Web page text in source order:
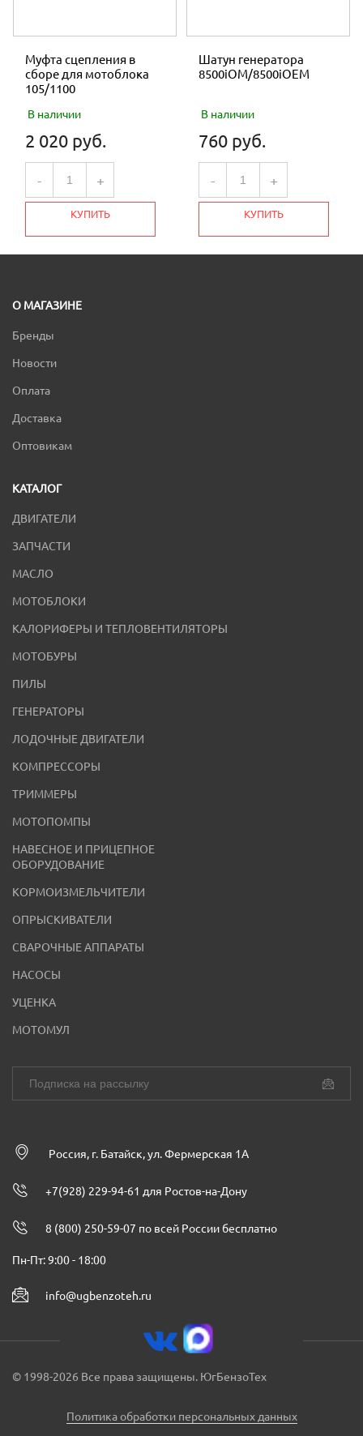
Муфта сцепления в
сборе для мотоблока
105/1100
В наличии
2 020 руб.
- +
КУПИТЬ
Шатун генератора
8500iOM/8500iOEM
В наличии
760 руб.
- +
КУПИТЬ
О МАГАЗИНЕ
Бренды
Новости
Оплата
Доставка
Оптовикам
КАТАЛОГ
ДВИГАТЕЛИ
ЗАПЧАСТИ
МАСЛО
МОТОБЛОКИ
КАЛОРИФЕРЫ И ТЕПЛОВЕНТИЛЯТОРЫ
МОТОБУРЫ
ПИЛЫ
ГЕНЕРАТОРЫ
ЛОДОЧНЫЕ ДВИГАТЕЛИ
КОМПРЕССОРЫ
ТРИММЕРЫ
МОТОПОМПЫ
НАВЕСНОЕ И ПРИЦЕПНОЕ
ОБОРУДОВАНИЕ
КОРМОИЗМЕЛЬЧИТЕЛИ
ОПРЫСКИВАТЕЛИ
СВАРОЧНЫЕ АППАРАТЫ
НАСОСЫ
УЦЕНКА
МОТОМУЛ
Россия, г. Батайск, ул. Фермерская 1А
+7(928) 229-94-61 для Ростов-на-Дону
8 (800) 250-59-07 по всей России бесплатно
Пн-Пт: 9:00 - 18:00
info@ugbenzoteh.ru
© 1998-2026 Все права защищены. ЮгБензоТех
Политика обработки персональных данных